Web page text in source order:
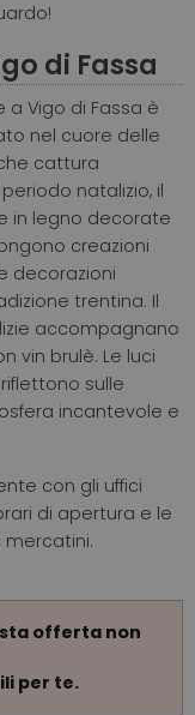
di Fassa
a Vigo di Fassa è
nel cuore delle
cattura
natalizio, il
in legno decorate
creazioni
decorazioni
trentina. Il
accompagnano
vin brulè. Le luci
sulle
incantevole e
con gli uffici
di apertura e le
mercatini.
offerta non
per te.